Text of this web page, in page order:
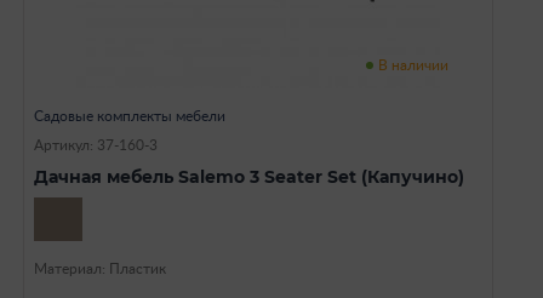
В наличии
Садовые комплекты мебели
Артикул: 37-160-3
Дачная мебель Salemo 3 Seater Set (Капучино)
Материал: Пластик